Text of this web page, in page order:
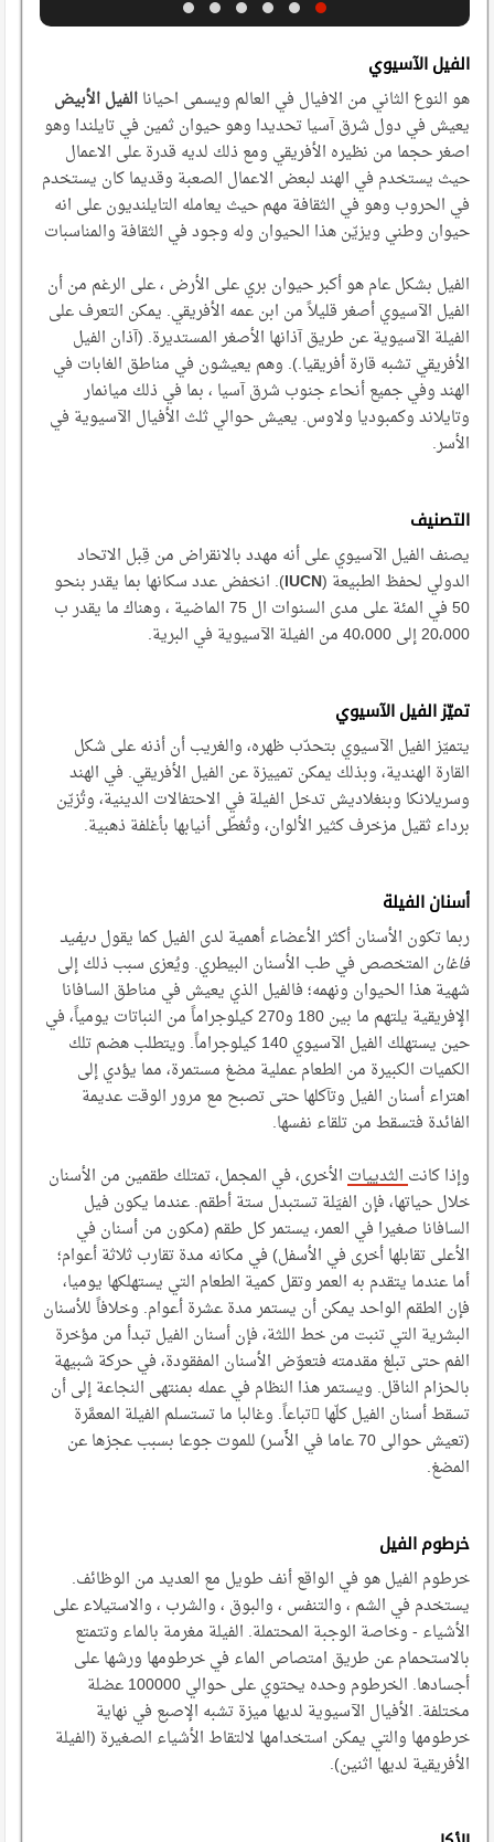
الفيل الآسيوي
هو النوع الثاني من الافيال في العالم ويسمى احياناالفيل الأبيض
يعيش في دول شرق آسيا تحديدا وهو حيوان ثمين في تايلندا وهو
اصغر حجما من نظيره الأفريقي ومع ذلك لديه قدرة على الاعمال
حيث يستخدم في الهند لبعض الاعمال الصعبة وقديما كان يستخدم
في الحروب وهو في الثقافة مهم حيث يعامله التايلنديون على انه
حيوان وطني ويزيّن هذا الحيوان وله وجود في الثقافة والمناسبات
الفيل بشكل عام هو أكبر حيوان بري على الأرض ، على الرغم من أن
الفيل الآسيوي أصغر قليلاً من ابن عمه الأفريقي. يمكن التعرف على
الفيلة الآسيوية عن طريق آذانها الأصغر المستديرة. (آذان الفيل
الأفريقي تشبه قارة أفريقيا.). وهم يعيشون في مناطق الغابات في
الهند وفي جميع أنحاء جنوب شرق آسيا ، بما في ذلك ميانمار
وتايلاند وكمبوديا ولاوس. يعيش حوالي ثلث الأفيال الآسيوية في
الأسر.
التصنيف
يصنف الفيل الآسيوي على أنه مهدد بالانقراض من قِبل الاتحاد
الدولي لحفظ الطبيعة (IUCN). انخفض عدد سكانها بما يقدر بنحو
50 في المئة على مدى السنوات ال 75 الماضية ، وهناك ما يقدر ب
20،000 إلى 40،000 من الفيلة الآسيوية في البرية.
تميّز الفيل الآسيوي
يتميّز الفيل الآسيوي بتحدّب ظهره، والغريب أن أذنه على شكل
القارة الهندية، وبذلك يمكن تمييزة عن الفيل الأفريقي. في الهند
وسريلانكا وبنغلاديش تدخل الفيلة في الاحتفالات الدينية، وتُزيّن
برداء ثقيل مزخرف كثير الألوان، وتُغطّى أنيابها بأغلفة ذهبية.
أسنان الفيلة
ربما تكون الأسنان أكثر الأعضاء أهمية لدى الفيل كما يقولديفيد
فاغان المتخصص في طب الأسنان البيطري. ويُعزى سبب ذلك إلى
شهية هذا الحيوان ونهمه؛ فالفيل الذي يعيش في مناطق السافانا
الإفريقية يلتهم ما بين 180 و270 كيلوجراماً من النباتات يومياً، في
حين يستهلك الفيل الآسيوي 140 كيلوجراماً. ويتطلب هضم تلك
الكميات الكبيرة من الطعام عملية مضغ مستمرة، مما يؤدي إلى
اهتراء أسنان الفيل وتآكلها حتى تصبح مع مرور الوقت عديمة
الفائدة فتسقط من تلقاء نفسها.
وإذا كانت الثدييات الأخرى، في المجمل، تمتلك طقمين من الأسنان
خلال حياتها، فإن الفيَلة تستبدل ستة أطقم. عندما يكون فيل
السافانا صغيرا في العمر، يستمر كل طقم (مكون من أسنان في
الأعلى تقابلها أخرى في الأسفل) في مكانه مدة تقارب ثلاثة أعوام؛
أما عندما يتقدم به العمر وتقل كمية الطعام التي يستهلكها يوميا،
فإن الطقم الواحد يمكن أن يستمر مدة عشرة أعوام. وخلافاً للأسنان
البشرية التي تنبت من خط اللثة، فإن أسنان الفيل تبدأ من مؤخرة
الفم حتى تبلغ مقدمته فتعوّض الأسنان المفقودة، في حركة شبيهة
بالحزام الناقل. ويستمر هذا النظام في عمله بمنتهى النجاعة إلى أن
تسقط أسنان الفيل كلّها ِتباعاً. وغالبا ما تستسلم الفيلة المعمَّرة
(تعيش حوالى 70 عاما في الأَسر) للموت جوعا بسبب عجزها عن
المضغ.
خرطوم الفيل
خرطوم الفيل هو في الواقع أنف طويل مع العديد من الوظائف.
يستخدم في الشم ، والتنفس ، والبوق ، والشرب ، والاستيلاء على
الأشياء - وخاصة الوجبة المحتملة. الفيلة مغرمة بالماء وتتمتع
بالاستحمام عن طريق امتصاص الماء في خرطومها ورشها على
أجسادها. الخرطوم وحده يحتوي على حوالي 100000 عضلة
مختلفة. الأفيال الآسيوية لديها ميزة تشبه الإصبع في نهاية
خرطومها والتي يمكن استخدامها لالتقاط الأشياء الصغيرة (الفيلة
الأفريقية لديها اثنين).